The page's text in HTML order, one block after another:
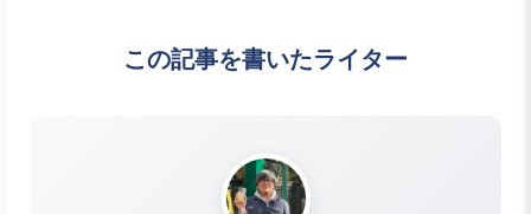
この記事を書いたライター